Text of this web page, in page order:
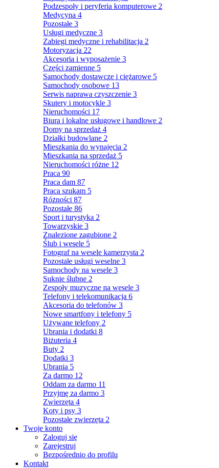
Podzespoły i peryferia komputerowe 2
Medycyna 4
Pozostałe 3
Usługi medyczne 3
Zabiegi medyczne i rehabilitacja 2
Motoryzacja 22
Akcesoria i wyposażenie 3
Części zamienne 5
Samochody dostawcze i ciężarowe 5
Samochody osobowe 13
Serwis naprawa czyszczenie 3
Skutery i motocykle 3
Nieruchomości 17
Biura i lokalne usługowe i handlowe 2
Domy na sprzedaż 4
Działki budowlane 2
Mieszkania do wynajęcia 2
Mieszkania na sprzedaż 5
Nieruchomości różne 12
Praca 90
Praca dam 87
Praca szukam 5
Różności 87
Pozostałe 86
Sport i turystyka 2
Towarzyskie 3
Znalezione zagubione 2
Ślub i wesele 5
Fotograf na wesele kamerzysta 2
Pozostałe usługi weselne 3
Samochody na wesele 3
Suknie ślubne 2
Zespoły muzyczne na wesele 3
Telefony i telekomunikacja 6
Akcesoria do telefonów 3
Nowe smartfony i telefony 5
Używane telefony 2
Ubrania i dodatki 8
Biżuteria 4
Buty 2
Dodatki 3
Ubrania 5
Za darmo 12
Oddam za darmo 11
Przyjmę za darmo 3
Zwierzęta 4
Koty i psy 3
Pozostałe zwierzęta 2
Twoje konto
Zaloguj się
Zarejestruj
Bezpośrednio do profilu
Kontakt